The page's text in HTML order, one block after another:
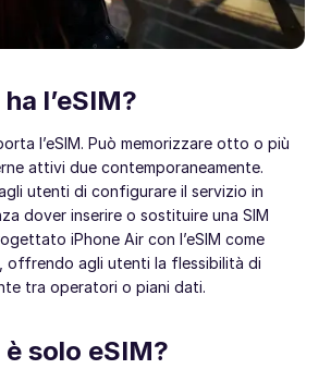
l’eSIM?
l’eSIM. Può memorizzare otto o più
attivi due contemporaneamente.
utenti di configurare il servizio in
dover inserire o sostituire una SIM
iPhone Air con l’eSIM come
offrendo agli utenti la flessibilità di
tra operatori o piani dati.
solo eSIM?